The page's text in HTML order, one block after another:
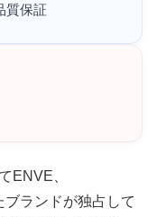
質保証
ENVE、
ランドが独占して